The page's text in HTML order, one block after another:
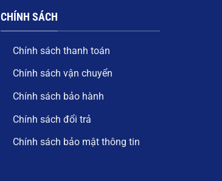
CHÍNH SÁCH
Chính sách thanh toán
Chính sách vận chuyển
Chính sách bảo hành
Chính sách đổi trả
Chính sách bảo mật thông tin